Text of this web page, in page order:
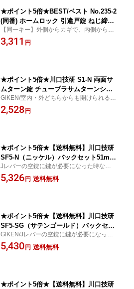
★ポイント5倍★BEST/ベスト No.235-2
(同番) ホームロック 引違戸錠 ねじ締り
同番 カギ3本付き 同一キー仕様 対応扉
厚30mm〜33mm 取付ビス付
【同一キー】外側からカギで、内側からサ
ムターンで施解錠するカギです。
3,311 円
★ポイント5倍★川口技研 S1-N 両面サ
ムターン錠 チューブラサムターンシリ
ーズ バックセット51mm 扉厚28mm〜4
0mm ニッケル色
GIKEN/室内・外どちらからも開けられるサ
ムターン錠で、保育園や介護施設、ペット
が勝手に外に出て困っているご家庭などに
2,528 円
★ポイント5倍★【送料無料】川口技研
SF5-N（ニッケル）バックセット51mm
サムターンシリンダー錠 ディンプルキ
ー3本付 チューブラ本締錠 バックセット
Jレバーの空錠に鍵が必要になった時など、
単体で取付可能な錠前です。安心のディン
プルシリンダー。
5,326 円 送料無料
★ポイント5倍★【送料無料】川口技研
SF5-SG（サテンゴールド）バックセッ
ト51mm サムターンシリンダー錠 ディ
ンプルキー3本付 チューブラ本締錠 バッ
GIKEN/Jレバーの空錠に鍵が必要になった
時など、単体で取付可能な錠前です。安心
のディンプルシリンダー。
5,430 円 送料無料
★ポイント5倍★【送料無料】川口技研